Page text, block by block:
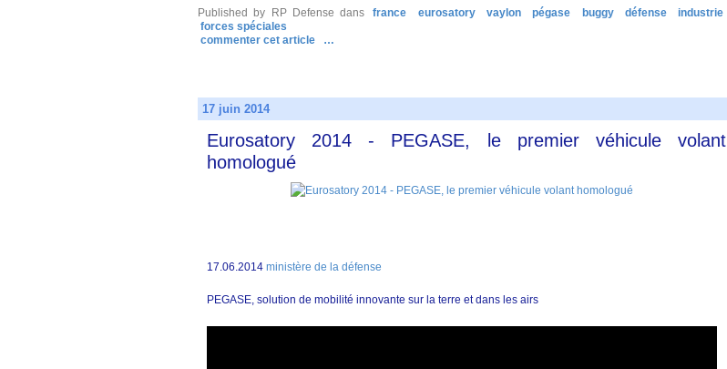
Published by RP Defense dans france eurosatory vaylon pégase buggy défense
industrie
forces spéciales
commenter cet article
…
17 juin 2014
Eurosatory 2014 - PEGASE, le premier véhicule volant
homologué
17.06.2014 ministère de la défense
PEGASE, solution de mobilité innovante sur la terre et dans les airs